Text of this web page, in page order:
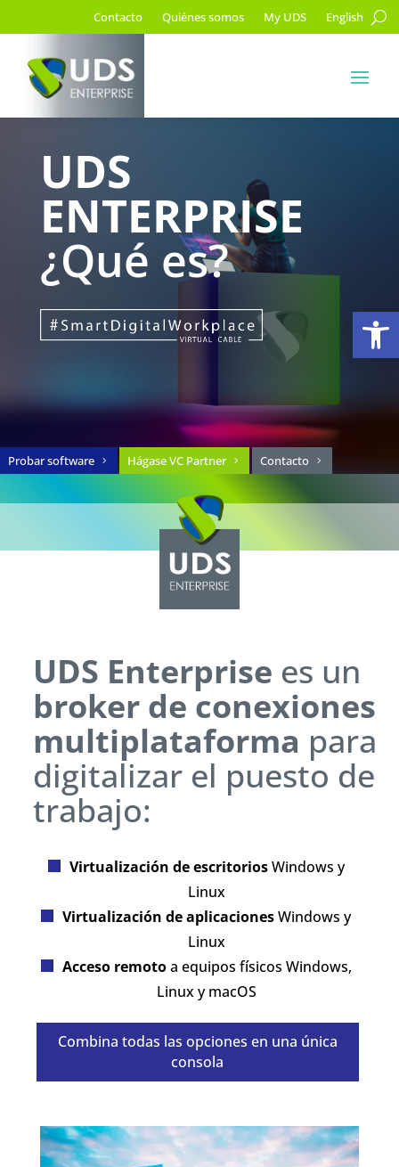
Contacto Quiénes somos My UDS English
UDS
ENTERPRISE
¿Qué es?
Hágase VC Partner Contacto
Probar software
UDS Enterprise es un
broker de conexiones
multiplataforma para
digitalizar el puesto de
trabajo:
Virtualización de escritoriosWindows y
Linux
Virtualización de aplicacionesWindows y
Linux
Acceso remotoa equipos físicos Windows,
Linux y macOS
Combina todas las opciones en una única
consola